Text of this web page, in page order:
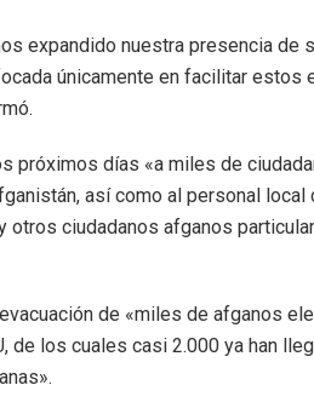
expandido nuestra presencia de
únicamente en facilitar estos
próximos días «a miles de
así como al personal local
otros ciudadanos afganos
de «miles de afganos
de los cuales casi 2.000 ya han